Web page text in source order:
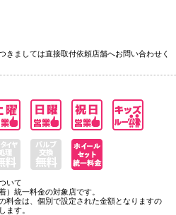
ましては直接取付依頼店舗へお問い合わせく
いて
）統一料金の対象店です。
料金は、個別で設定された金額となりますの
ます。